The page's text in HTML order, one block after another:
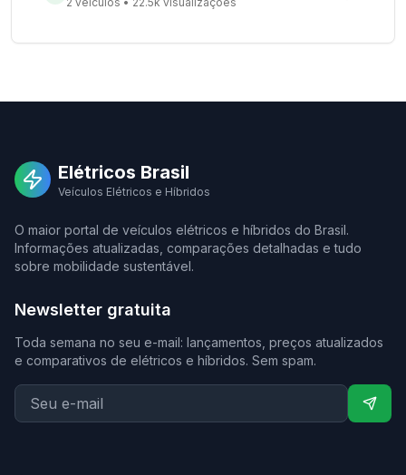
Elétricos Brasil
Veículos Elétricos e Híbridos
O maior portal de veículos elétricos e híbridos do Brasil.
Informações atualizadas, comparações detalhadas e tudo
sobre mobilidade sustentável.
Newsletter gratuita
Toda semana no seu e-mail: lançamentos, preços atualizados
e comparativos de elétricos e híbridos. Sem spam.